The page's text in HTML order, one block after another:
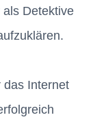
Detektive
das Internet